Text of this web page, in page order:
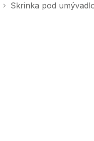
Skrinka pod